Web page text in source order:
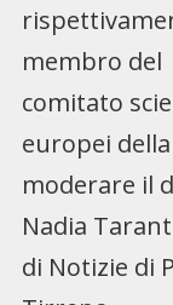
membro del
comitato
europei
moderare il
Nadia
di Notizie di